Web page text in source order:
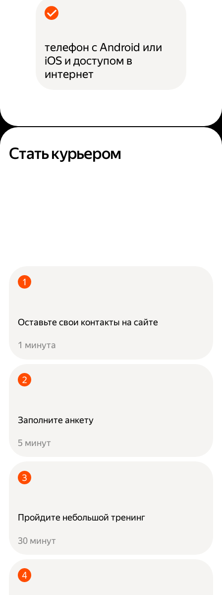
телефон с Android или
iOS и доступом в
интернет
Стать курьером
Оставьте свои контакты на сайте
1 минута
Заполните анкету
5 минут
Пройдите небольшой тренинг
30 минут